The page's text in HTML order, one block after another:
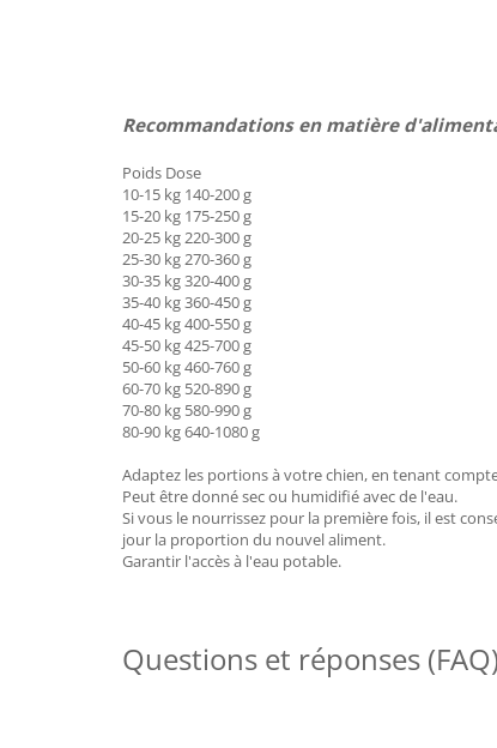
Recommandations en matière
Poids Dose
10-15 kg 140-200 g
15-20 kg 175-250 g
20-25 kg 220-300 g
25-30 kg 270-360 g
30-35 kg 320-400 g
35-40 kg 360-450 g
40-45 kg 400-550 g
45-50 kg 425-700 g
50-60 kg 460-760 g
60-70 kg 520-890 g
70-80 kg 580-990 g
80-90 kg 640-1080 g
Adaptez les portions à votre chien, en tenant
Peut être donné sec ou humidifié avec de l'eau.
Si vous le nourrissez pour la première fois, il est
jour la proportion du nouvel aliment.
Garantir l'accès à l'eau potable.
Questions et réponses (FAQ)